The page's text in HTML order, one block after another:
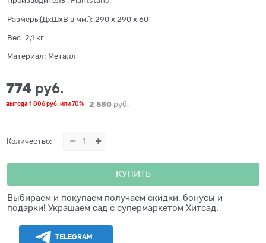
Размеры(ДхШхВ в мм.): 290 x 290 x 60
Вес: 2,1 кг.
Материал: Металл
2 580 руб.
774 руб.
выгода 1 806 руб. или70%
Количество:
КУПИТЬ
Выбираем и покупаем получаем скидки, бонусы и
подарки! Украшаем сад с супермаркетом Хитсад.
TELEGRAM